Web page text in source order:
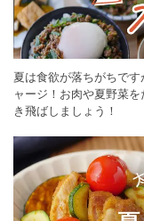
夏は食欲が落ちがちで
ャージ！お肉や夏野菜
き飛ばしましょう！